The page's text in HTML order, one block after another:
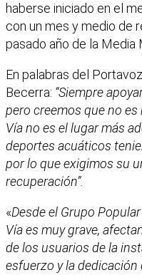
haberse iniciado en el
con un mes y medio de
pasado año de la Media
En palabras del
Becerra: “Siempre
pero creemos que no
Vía no es el lugar más
deportes acuáticos
por lo que exigimos su
recuperación”.
«Desde el Grupo
Vía es muy grave,
de los usuarios de la
esfuerzo y la